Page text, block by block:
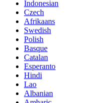
Indonesian
Czech
Afrikaans
Swedish
Polish
Basque
Catalan
Esperanto
Hindi
Lao
Albanian